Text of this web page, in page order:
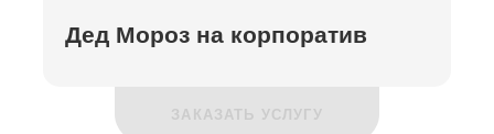
Дед Мороз на корпоратив
ЗАКАЗАТЬ УСЛУГУ